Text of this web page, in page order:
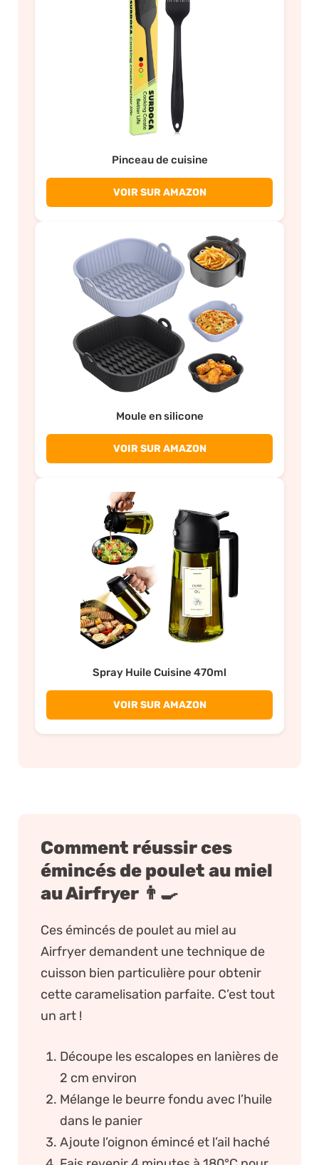
Pinceau de cuisine
VOIR SUR AMAZON
Moule en silicone
VOIR SUR AMAZON
Spray Huile Cuisine 470ml
VOIR SUR AMAZON
Comment réussir ces
émincés de poulet au miel
au Airfryer 👨‍🍳
Ces émincés de poulet au miel au
Airfryer demandent une technique de
cuisson bien particulière pour obtenir
cette caramelisation parfaite. C’est tout
un art !
Découpe les escalopes en lanières de
2 cm environ
Mélange le beurre fondu avec l’huile
dans le panier
Ajoute l’oignon émincé et l’ail haché